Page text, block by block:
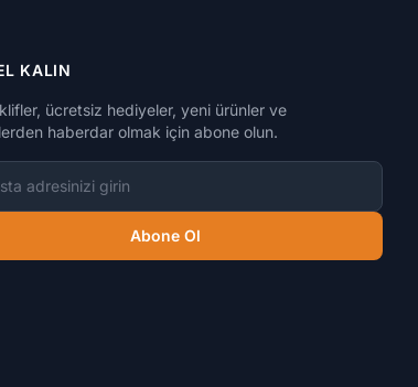
KALIN
ücretsiz hediyeler, yeni ürünler ve
haberdar olmak için abone olun.
adresi
Abone Ol